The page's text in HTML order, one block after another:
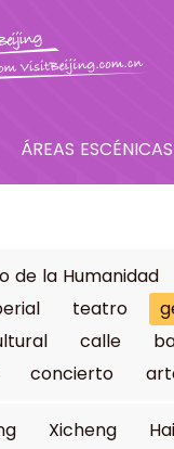
ÁREAS ESCÉNICAS
de la Humanidad
teatro
calle
concierto
Xicheng